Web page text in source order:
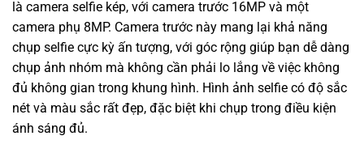
là camera selfie kép, với camera trước 16MP và một
camera phụ 8MP. Camera trước này mang lại khả năng
chụp selfie cực kỳ ấn tượng, với góc rộng giúp bạn dễ dàng
chụp ảnh nhóm mà không cần phải lo lắng về việc không
đủ không gian trong khung hình. Hình ảnh selfie có độ sắc
nét và màu sắc rất đẹp, đặc biệt khi chụp trong điều kiện
ánh sáng đủ.